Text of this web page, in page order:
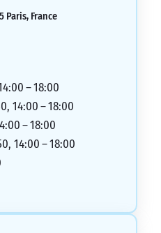
tout! Je tiens à
et je le
Paris, France
– 18:00
14:00 – 18:00
– 18:00
14:00 – 18:00